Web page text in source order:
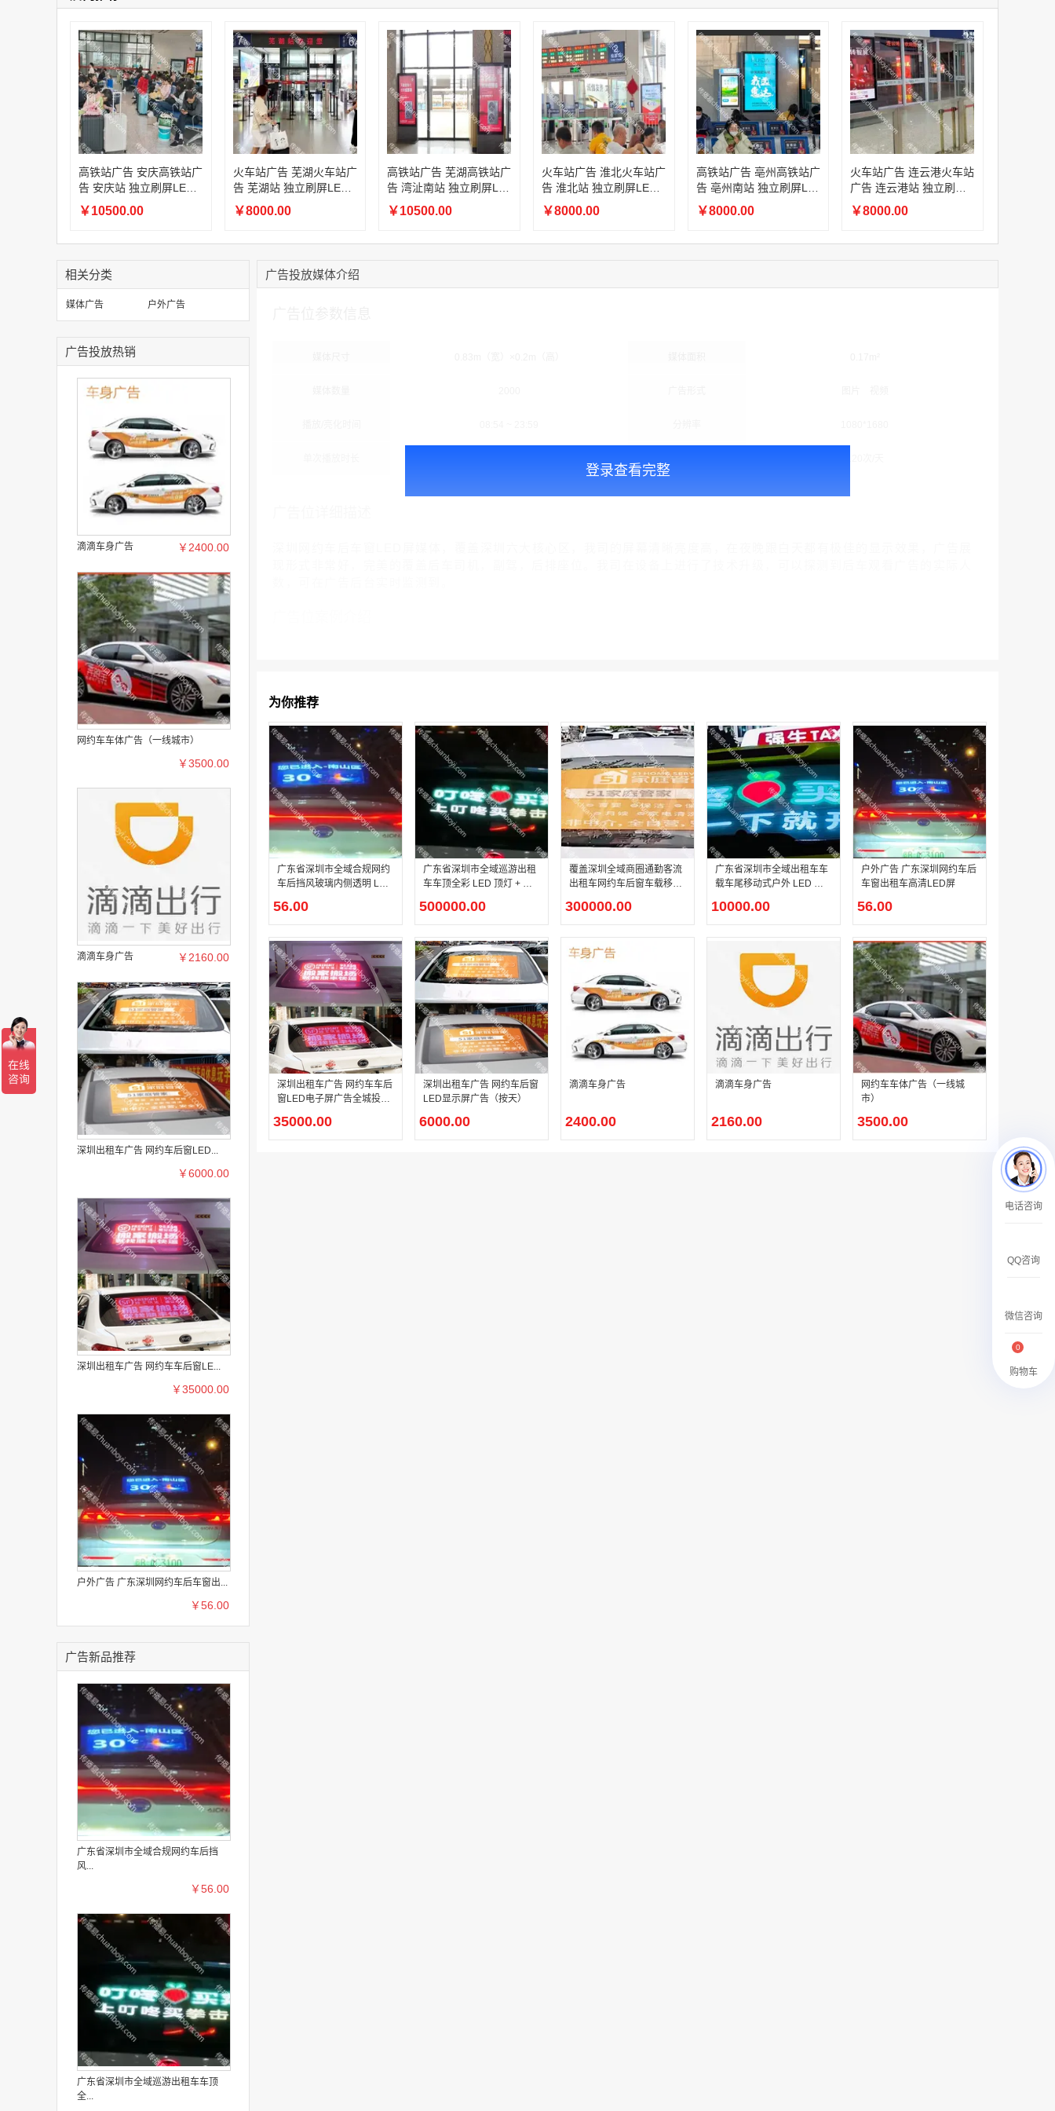
14:28:16 183****1249 联系了该媒体所在商家
08:52:47 155****6115 联系了该媒体所在商家
15:27:46 181****7631 联系了该媒体所在商家
15:18:49 173****0620 联系了该媒体所在商家
03:20:56 156****3374 联系了该媒体所在商家
15:42:33 158****0746 联系了该媒体所在商家
￥27600.00
香港双层巴士车身广告（含车顶）
￥77000.00
户外广告 河北社区道闸广告 河北小区道闸广告投放价格
￥1100.00
香港签名广告有轨双层巴士车身广告
￥27600.00
高铁站广告 安庆高铁站广
告 安庆站 独立刷屏LED
屏幕广告
￥10500.00
火车站广告 芜湖火车站广
告 芜湖站 独立刷屏LED
屏幕广告
￥8000.00
高铁站广告 芜湖高铁站广
告 湾沚南站 独立刷屏LE
D屏幕广告
￥10500.00
火车站广告 淮北火车站广
告 淮北站 独立刷屏LED
屏幕广告
￥8000.00
高铁站广告 亳州高铁站广
告 亳州南站 独立刷屏LE
D屏幕广告
￥8000.00
火车站广告 连云港火车站
广告 连云港站 独立刷屏L
ED屏幕广告
￥8000.00
相关分类
媒体广告 户外广告
广告投放热销
滴滴车身广告 ￥2400.00
网约车车体广告（一线城市）
￥3500.00
滴滴车身广告 ￥2160.00
深圳出租车广告 网约车后窗LED...
￥6000.00
深圳出租车广告 网约车车后窗LE...
￥35000.00
户外广告 广东深圳网约车后车窗出...
￥56.00
广告新品推荐
广东省深圳市全域合规网约车后挡
风...
￥56.00
广东省深圳市全域巡游出租车车顶
全...
广告投放媒体介绍
登录查看完整
为你推荐
广东省深圳市全域合规网约
车后挡风玻璃内侧透明 LED
56.00
广东省深圳市全域巡游出租
车车顶全彩 LED 顶灯 + 后
位
500000.00
覆盖深圳全域商圈通勤客流
出租车网约车后窗车载移动
300000.00
广东省深圳市全域出租车车
载车尾移动式户外 LED 流
10000.00
户外广告 广东深圳网约车后
车窗出租车高清LED屏
56.00
深圳出租车广告 网约车车后
窗LED电子屏广告全城投放
35000.00
深圳出租车广告 网约车后窗
LED显示屏广告（按天）
6000.00
滴滴车身广告
2400.00
滴滴车身广告
2160.00
网约车车体广告（一线城
市）
3500.00
电话咨询
QQ咨询
微信咨询
购物车
0